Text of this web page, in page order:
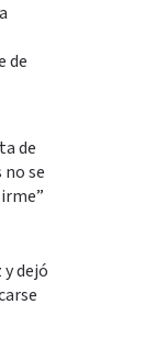
de
de
no se
dejó